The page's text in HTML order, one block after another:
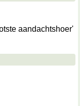
aandachtshoer'